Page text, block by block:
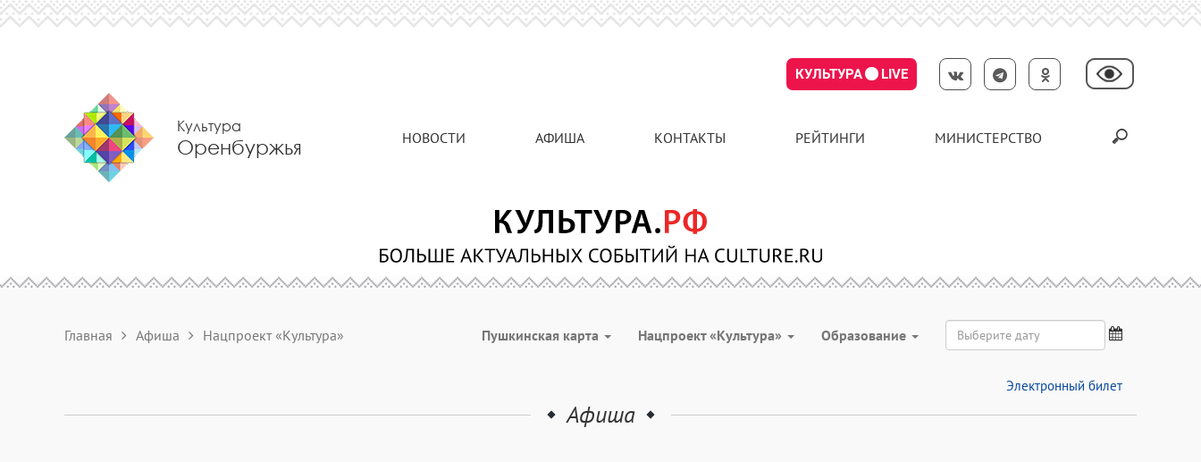
КУЛЬТУРА LIVE
Культура
Оренбуржья НОВОСТИ АФИША КОНТАКТЫ РЕЙТИНГИ МИНИСТЕРСТВО
Главная Афиша Нацпроект «Культура» Пушкинская карта Нацпроект «Культура» Образование
Электронный билет
Афиша